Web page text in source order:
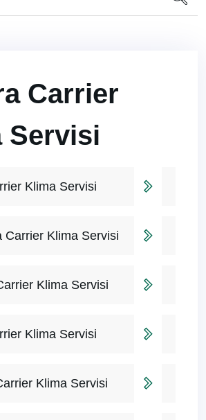
Carrier
Servisi
Klima Servisi
Carrier Klima Servisi
Klima Servisi
Klima Servisi
Klima Servisi